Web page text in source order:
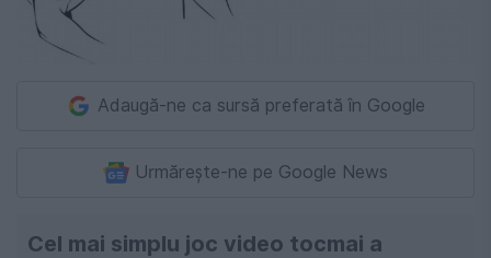
Adaugă-ne ca sursă preferată în Google
Urmărește-ne pe Google News
Cel mai simplu joc video tocmai a